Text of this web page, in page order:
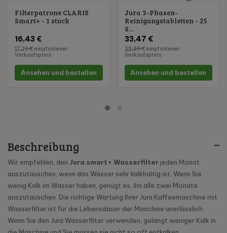
Beschreibung
Wir empfehlen, den Jura smart+ Wasserfilter jeden Monat
auszutauschen, wenn das Wasser sehr kalkhaltig ist. Wenn Sie
wenig Kalk im Wasser haben, genügt es, ihn alle zwei Monate
auszutauschen. Die richtige Wartung Ihrer Jura Kaffeemaschine mit
Wasserfilter ist für die Lebensdauer der Maschine unerlässlich.
Wenn Sie den Jura Wasserfilter verwenden, gelangt weniger Kalk in
Filterpatrone CLARIS
Smart+ - 1 stuck
16,43 €
17,29 € empfohlener
Verkaufspreis
Ansehen und bestellen
Jura 3-Phasen-
Reinigungstabletten - 25
S...
33,47 €
35,99 €empfohlener
Verkaufspreis
Ansehen und bestellen